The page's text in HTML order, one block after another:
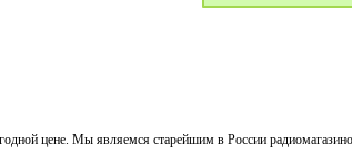
цене. Мы являемся старейшим в России